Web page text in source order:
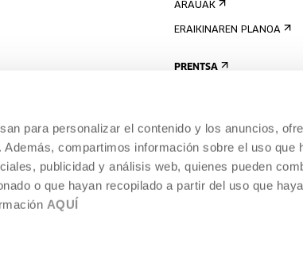
para personalizar el contenido y los anuncios,
compartimos información sobre el uso que
publicidad y análisis web, quienes pueden
o que hayan recopilado a partir del uso que
AQUÍ
ARAUAK
ERAIKINAREN PLANOA
PRENTSA